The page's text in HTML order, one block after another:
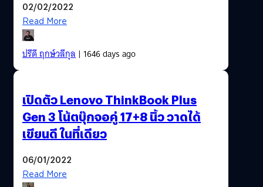
02/02/2022
Read More
ปรีดี ฤกษ์วลีกุล| 1646 days ago
เปิดตัว Lenovo ThinkBook Plus
Gen 3 โน้ตบุ๊กจอคู่ 17+8 นิ้ว วาดได้
เขียนดี ในที่เดียว
06/01/2022
Read More